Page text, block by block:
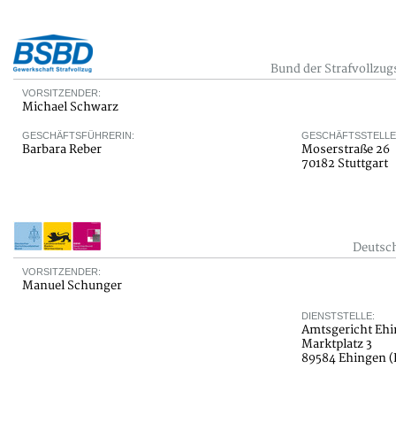
Bund der
VORSITZENDER:
Michael Schwarz
GESCHÄFTSFÜHRERIN:
Barbara Reber
Moserstraße 26
70182 Stuttgart
VORSITZENDER:
Manuel Schunger
DIENSTSTELLE:
Amtsgericht
Marktplatz 3
89584 Ehingen